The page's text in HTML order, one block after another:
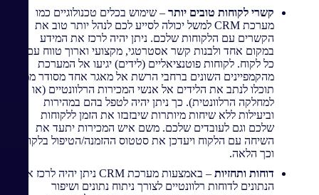
קשרי לקוחות טובים יותר – שימוש בכלים טכנולוגיים כמו
מערכת CRM למשל יכולה לסייע לכם לנהל יותר טוב את
הקשרים עם הלקוחות שלכם. ניתן יהיה לרכז את המידע
במקום אחד ולבנות קשר אסטרטגי, מקצועי וארוך טווח עם
כל לקוח. לקוחות פוטנציאליים (לידים) יגיעו אל המערכת
מהקמפיינים השונים ברחבי הרשת אל מאגר אחד מסודר ממנו
תוכלו לנתב את הלידים אל אנשי המכירות הרלוונטיים (או
למחלקה הרלוונטית). כך ניתן יהיה לטפל בהם במהירות
וביעילות ללא שיחות מיותרות שיבזבזו את הזמן ללקוחות
שלכם וגם לעובדים שלכם. משם איש המכירות יתעד את
השיחה עם הלקוח ויעדכן את סטטוס ההזמנה/הטיפול בלקוח
וכך הלאה.
דוחות ותחזיות
– באמצעות מערכת CRM ניתן יהיה לרכז את
הנתונים לדוחות רלוונטיים לצורך ניתוח נתונים ושיפור